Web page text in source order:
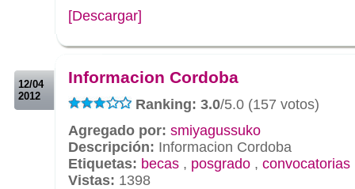
[Descargar]
12/04
2012
Informacion Cordoba
Ranking: 3.0/5.0 (157 votos)
Agregado por: smiyagussuko
Descripción: Informacion Cordoba
Etiquetas: becas , posgrado , convocatorias
Vistas: 1398